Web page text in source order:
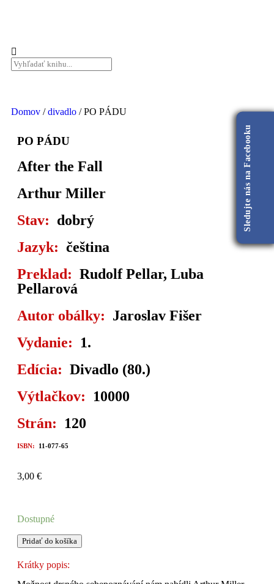
Domov /divadlo / PO PÁDU
PO PÁDU
After the Fall
Arthur Miller
Stav: dobrý
Jazyk: čeština
Preklad: Rudolf Pellar, Luba
Pellarová
Autor obálky: Jaroslav Fišer
Vydanie: 1.
Edícia: Divadlo (80.)
Výtlačkov: 10000
Strán: 120
ISBN: 11-077-65
3,00 €
Dostupné
Pridať do košíka
Krátky popis:
Sledujte nás na Facebooku